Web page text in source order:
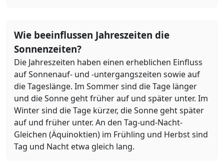
Wie beeinflussen Jahreszeiten die
Sonnenzeiten?
Die Jahreszeiten haben einen erheblichen Einfluss
auf Sonnenauf- und -untergangszeiten sowie auf
die Tageslänge. Im Sommer sind die Tage länger
und die Sonne geht früher auf und später unter. Im
Winter sind die Tage kürzer, die Sonne geht später
auf und früher unter. An den Tag-und-Nacht-
Gleichen (Äquinoktien) im Frühling und Herbst sind
Tag und Nacht etwa gleich lang.